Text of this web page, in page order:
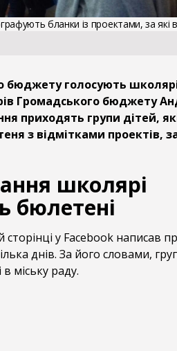
бланки із проектами, за які
бюджету голосують
Громадського бюджету
приходять групи дітей,
з відмітками проектів,
школярі
бюлетені
у Facebook написав
днів. За його словами,
міську раду.